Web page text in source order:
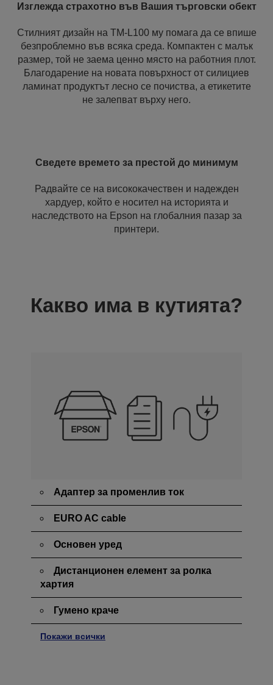
Изглежда страхотно във Вашия търговски обект
Стилният дизайн на TM-L100 му помага да се впише
безпроблемно във всяка среда. Компактен с малък
размер, той не заема ценно място на работния плот.
Благодарение на новата повърхност от силициев
ламинат продуктът лесно се почиства, а етикетите
не залепват върху него.
Сведете времето за престой до минимум
Радвайте се на висококачествен и надежден
хардуер, който е носител на историята и
наследството на Epson на глобалния пазар за
принтери.
Какво има в кутията?
Адаптер за променлив ток
EURO AC cable
Основен уред
Дистанционен елемент за ролка
хартия
Гумено краче
Покажи всички